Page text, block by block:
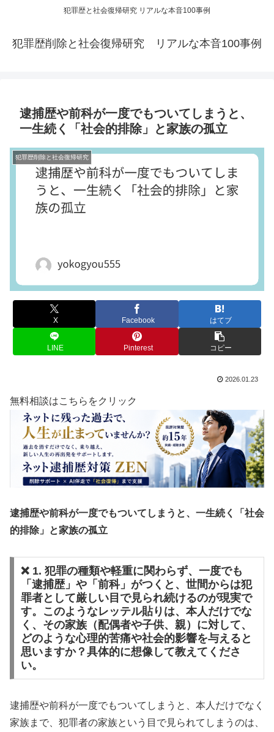
犯罪歴と社会復帰研究 リアルな本音100事例
犯罪歴削除と社会復帰研究 リアルな本音100事例
逮捕歴や前科が一度でもついてしまうと、
一生続く「社会的排除」と家族の孤立
犯罪歴削除と社会復帰研究
X Facebook はてブ
LINE Pinterest コピー
2026.01.23
無料相談はこちらをクリック
逮捕歴や前科が一度でもついてしまうと、一生続く「社会
的排除」と家族の孤立
❌ 1. 犯罪の種類や軽重に関わらず、一度でも
「逮捕歴」や「前科」がつくと、世間からは犯
罪者として厳しい目で見られ続けるのが現実で
す。このようなレッテル貼りは、本人だけでな
く、その家族（配偶者や子供、親）に対して、
どのような心理的苦痛や社会的影響を与えると
思いますか？具体的に想像して教えてくださ
い。
逮捕歴や前科が一度でもついてしまうと、本人だけでなく
家族まで、犯罪者の家族という目で見られてしまうのは、